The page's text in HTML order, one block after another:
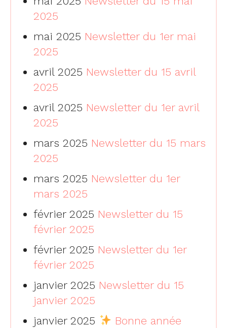
2025
mai 2025 Newsletter du 1er mai
2025
avril 2025 Newsletter du 15 avril
2025
avril 2025 Newsletter du 1er avril
2025
mars 2025 Newsletter du 15 mars
2025
mars 2025 Newsletter du 1er
mars 2025
février 2025 Newsletter du 15
février 2025
février 2025 Newsletter du 1er
février 2025
janvier 2025 Newsletter du 15
janvier 2025
janvier 2025
Bonne année